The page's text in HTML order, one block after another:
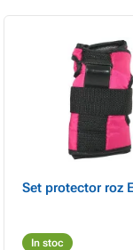
Set protector roz
In stoc